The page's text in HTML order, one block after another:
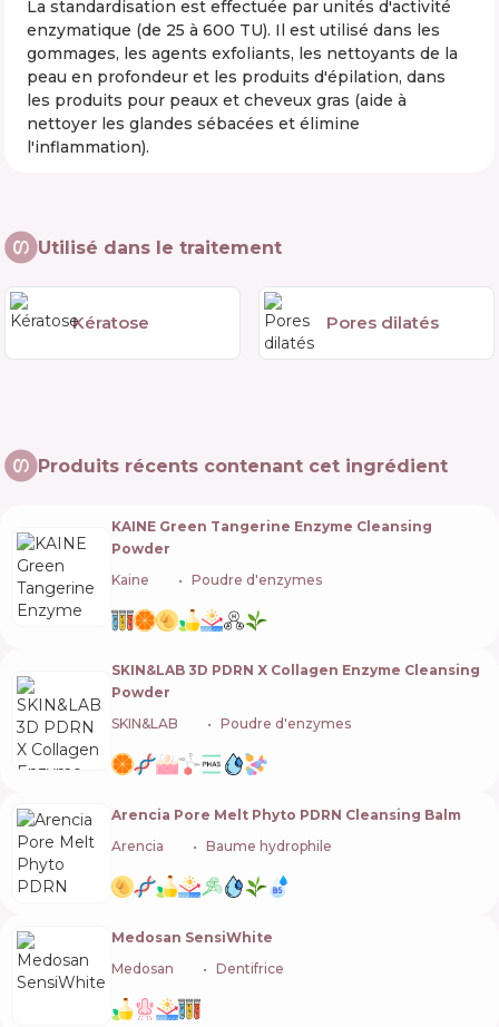
La standardisation est effectuée par unités d'activité
enzymatique (de 25 à 600 TU). Il est utilisé dans les
gommages, les agents exfoliants, les nettoyants de la
peau en profondeur et les produits d'épilation, dans
les produits pour peaux et cheveux gras (aide à
nettoyer les glandes sébacées et élimine
l'inflammation).
Utilisé dans le traitement
Kératose Pores dilatés
Produits récents contenant cet ingrédient
KAINE Green Tangerine Enzyme Cleansing
Powder
Kaine
Poudre d'enzymes
SKIN&LAB 3D PDRN X Collagen Enzyme Cleansing
Powder
SKIN&LAB
Poudre d'enzymes
Arencia Pore Melt Phyto PDRN Cleansing Balm
Arencia
Baume hydrophile
Medosan SensiWhite
Medosan
Dentifrice